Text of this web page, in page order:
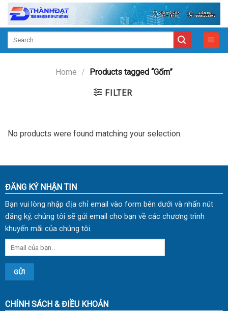
Skip
content
Home / Products tagged “Gốm”
FILTER
No products were found matching your selection.
ĐĂNG KÝ NHẬN TIN
Bạn vui lòng nhập địa chỉ email vào form bên dưới và nhấn nút
đăng ký, chúng tôi sẽ gửi email cho bạn về các chương trình
khuyến mãi của chúng tôi.
CHÍNH SÁCH & ĐIỀU KHOẢN